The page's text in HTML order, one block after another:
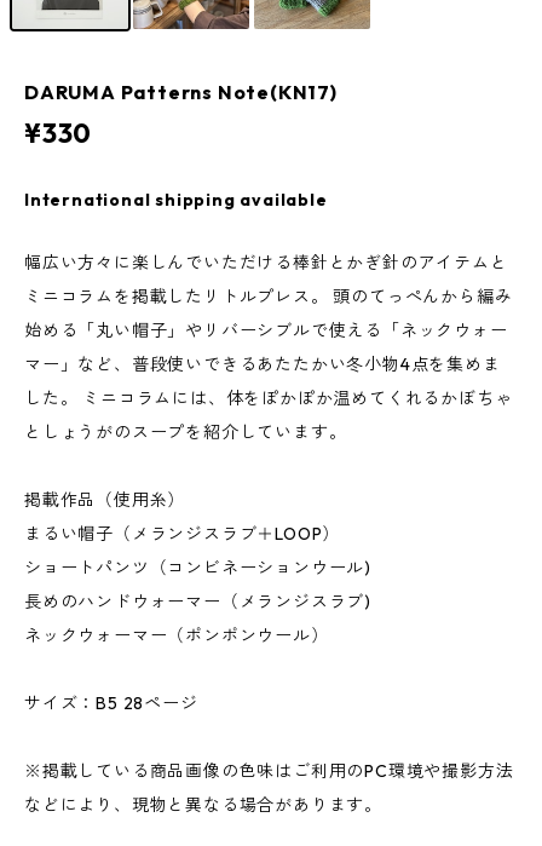
DARUMA Patterns Note(KN17)
¥330
International shipping available
幅広い方々に楽しんでいただける棒針とかぎ針のアイテムと
ミニコラムを掲載したリトルプレス。 頭のてっぺんから編み
始める「丸い帽子」やリバーシブルで使える「ネックウォー
マー」など、普段使いできるあたたかい冬小物4点を集めま
した。 ミニコラムには、体をぽかぽか温めてくれるかぼちゃ
としょうがのスープを紹介しています。
掲載作品（使用糸）
まるい帽子（メランジスラブ＋LOOP）
ショートパンツ（コンビネーションウール)
長めのハンドウォーマー（メランジスラブ)
ネックウォーマー（ポンポンウール）
サイズ：B5 28ページ
※掲載している商品画像の色味はご利用のPC環境や撮影方法
などにより、現物と異なる場合があります。